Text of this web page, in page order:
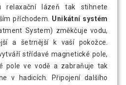
relaxační lázeň tak stihnete
příchodem. Unikátní systém
System) změkčuje vodu,
a šetrnější k vaší pokožce.
střídavé magnetické pole,
pole ve vodě a zabraňuje tak
v hadicích. Připojení dalšího